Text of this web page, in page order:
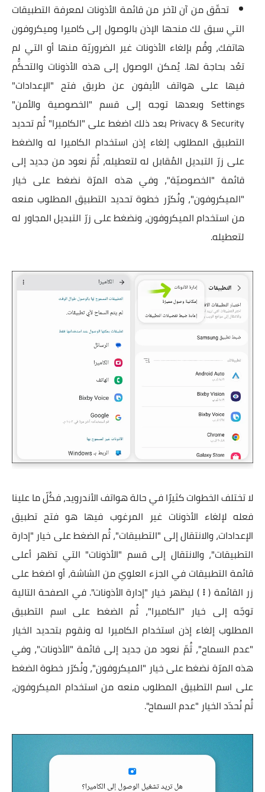
تحقّق من آن لآخر من قائمة الأذونات لمعرفة التطبيقات
التي سبق لك منحها الإذن بالوصول إلى كاميرا وميكروفون
هاتفك، وقُم بإلغاء الأذونات غير الضروريّة منها أو التي لم
تعُد بحاجة لها. يُمكن الوصول إلى هذه الأذونات والتحكُّم
فيها على هواتف الأيفون عن طريق فتح "الإعدادات"
Settings وبعدها توجه إلى قسم "الخصوصية والأمن"
Privacy & Security بعد ذلك اضغط على "الكاميرا" ثُم تحديد
التطبيق المطلوب إلغاء إذن استخدام الكاميرا له والضغط
على زرّ التبديل المُقابل له لتعطيله، ثُمّ نعود من جديد إلى
قائمة "الخصوصيّة"، وفي هذه المرّة نضغط على خيار
"الميكروفون"، ونُكرّر خطوة تحديد التطبيق المطلوب منعه
من استخدام الميكروفون، ونضغط على زرّ التبديل المجاور له
لتعطيله.
لا تختلف الخطوات كثيرًا في حالة هواتف الأندرويد، فكُلّ ما علينا
فعله لإلغاء الأذونات غير المرغوب فيها هو فتح تطبيق
الإعدادات، والانتقال إلى "التطبيقات"، ثُم الضغط على خيار "إدارة
التطبيقات"، والانتقال إلى قسم "الأذونات" التي تظهر أعلى
قائمة التطبيقات في الجزء العلويّ من الشاشة، أو اضغط على
زر القائمة ( ⁝ ) ليظهر خيار "إدارة الأذونات". في الصفحة التالية
توجّه إلى خيار "الكاميرا"، ثُم الضغط على اسم التطبيق
المطلوب إلغاء إذن استخدام الكاميرا له ونقوم بتحديد الخيار
"عدم السماح"، ثُمّ نعود من جديد إلى قائمة "الأذونات"، وفي
هذه المرّة نضغط على خيار "الميكروفون"، ونُكرّر خطوة الضغط
على اسم التطبيق المطلوب منعه من استخدام الميكروفون،
ثُم نُحدّد الخيار "عدم السماح".